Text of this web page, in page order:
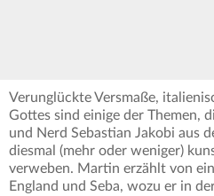
Verunglückte Versmaße,
Gottes sind einige der Themen,
und Nerd Sebastian Jakobi aus
diesmal (mehr oder weniger)
verweben. Martin erzählt von
England und Seba, wozu er in